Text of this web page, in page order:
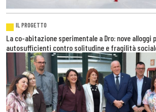
IL PROGETTO
La co-abitazione sperimentale a Dro: nove alloggi
autosufficienti contro solitudine e fragilità